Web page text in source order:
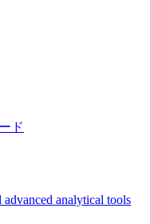
ド
advanced analytical tools